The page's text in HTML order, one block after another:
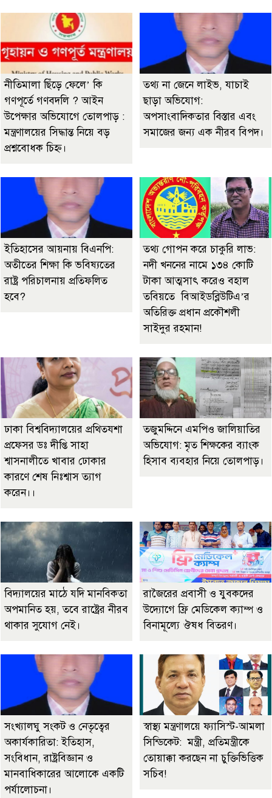
নীতিমালা ছিঁড়ে ফেলে’ কি
গণপূর্তে গণবদলি ? আইন
উপেক্ষার অভিযোগে তোলপাড় :
মন্ত্রণালয়ের সিদ্ধান্ত নিয়ে বড়
প্রশ্নবোধক চিহ্ন।
তথ্য না জেনে লাইভ, যাচাই
ছাড়া অভিযোগ:
অপসাংবাদিকতার বিস্তার এবং
সমাজের জন্য এক নীরব বিপদ।
ইতিহাসের আয়নায় বিএনপি:
অতীতের শিক্ষা কি ভবিষ্যতের
রাষ্ট্র পরিচালনায় প্রতিফলিত
হবে?
তথ্য গোপন করে চাকুরি লাভ:
নদী খননের নামে ১৩৪ কোটি
টাকা আত্মসাৎ করেও বহাল
তবিয়তে বিআইডব্লিউটিএ’র
অতিরিক্ত প্রধান প্রকৌশলী
সাইদুর রহমান!
ঢাকা বিশ্ববিদ্যালয়ের প্রথিতযশা
প্রফেসর ডঃ দীপ্তি সাহা
শ্বাসনালীতে খাবার ঢোকার
কারণে শেষ নিঃশ্বাস ত্যাগ
করেন।।
তজুমদ্দিনে এমপিও জালিয়াতির
অভিযোগ: মৃত শিক্ষকের ব্যাংক
হিসাব ব্যবহার নিয়ে তোলপাড়।
বিদ্যালয়ের মাঠে যদি মানবিকতা
অপমানিত হয়, তবে রাষ্ট্রের নীরব
থাকার সুযোগ নেই।
রাজৈরের‌ প্রবাসী ও যুবকদের
উদ্যোগে ফ্রি মেডিকেল ক্যাম্প ও
বিনামূল্যে ঔষধ বিতরণ।
সংখ্যালঘু সংকট ও নেতৃত্বের
অকার্যকারিতা: ইতিহাস,
সংবিধান, রাষ্ট্রবিজ্ঞান ও
মানবাধিকারের আলোকে একটি
পর্যালোচনা।
স্বাস্থ্য মন্ত্রণালয়ে ফ্যাসিস্ট-আমলা
সিন্ডিকেট: মন্ত্রী, প্রতিমন্ত্রীকে
তোয়াক্কা করছেন না চুক্তিভিত্তিক
সচিব!